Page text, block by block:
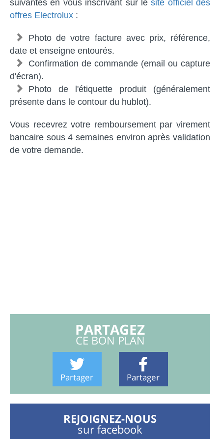
suivantes en vous inscrivant sur lesite officiel des
offres Electrolux :
Photo de votre facture avec prix, référence,
date et enseigne entourés.
Confirmation de commande (email ou capture
d'écran).
Photo de l'étiquette produit (généralement
présente dans le contour du hublot).
Vous recevrez votre remboursement par virement
bancaire sous 4 semaines environ après validation
de votre demande.
PARTAGEZ
CE BON PLAN
Partager Partager
REJOIGNEZ-NOUS
sur facebook